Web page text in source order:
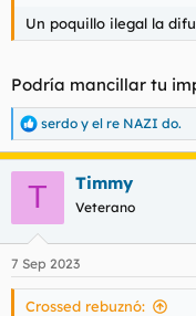
Un poquillo ilegal la
Podría mancillar tu
R
e
a
e
s
serdo y el re NAZI do.
T Timmy
Veterano
7 Sep 2023
Crossed rebuznó: